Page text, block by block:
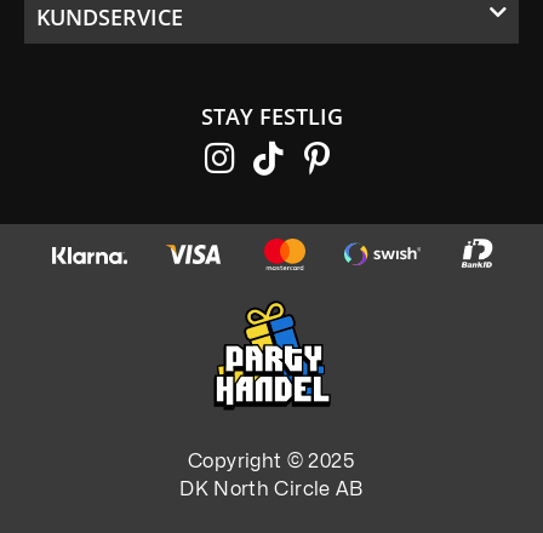
KUNDSERVICE
STAY FESTLIG
Copyright © 2025
DK North Circle AB